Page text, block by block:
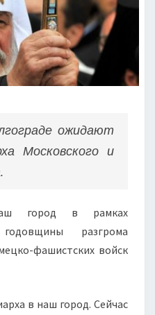
ожидают
Московского и
город в рамках
разгрома
фашистских войск
в наш город. Сейчас